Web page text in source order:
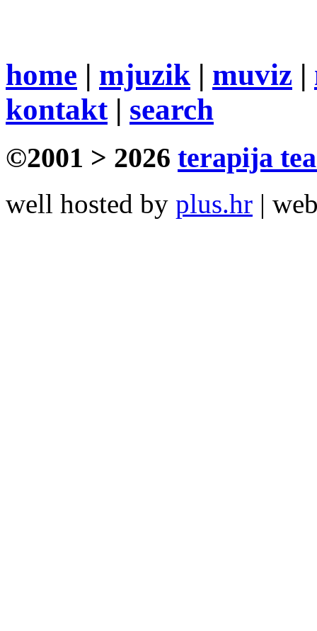
home | mjuzik | muviz |
kontakt| search
©2001 > 2026 terapija
well hosted by plus.hr |